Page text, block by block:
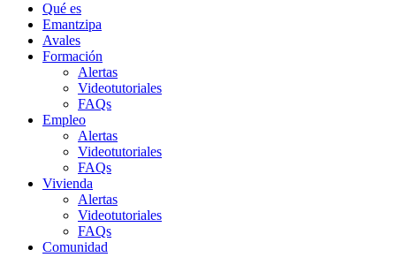
Qué es
Emantzipa
Avales
Formación
Alertas
Videotutoriales
FAQs
Empleo
Alertas
Videotutoriales
FAQs
Vivienda
Alertas
Videotutoriales
FAQs
Comunidad